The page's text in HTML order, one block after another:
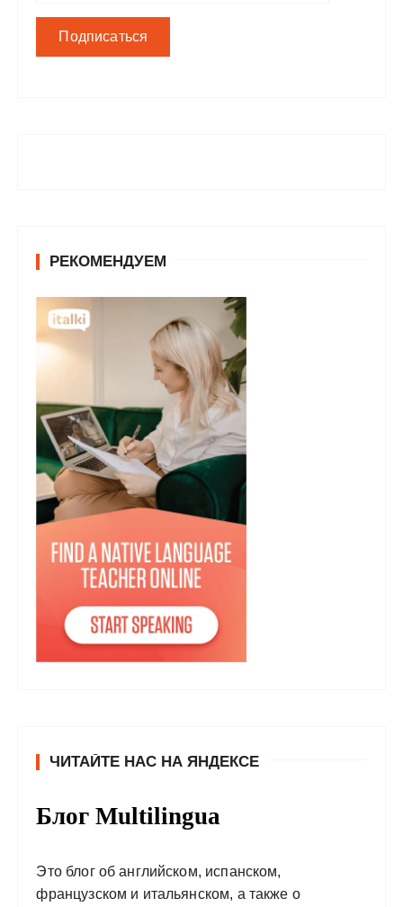
РЕКОМЕНДУЕМ
ЧИТАЙТЕ НАС НА ЯНДЕКСЕ
Блог Multilingua
Это блог об английском, испанском,
французском и итальянском, а также о